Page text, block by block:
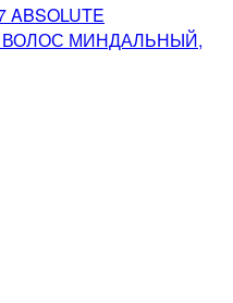
ABSOLUTE
МИНДАЛЬНЫЙ,